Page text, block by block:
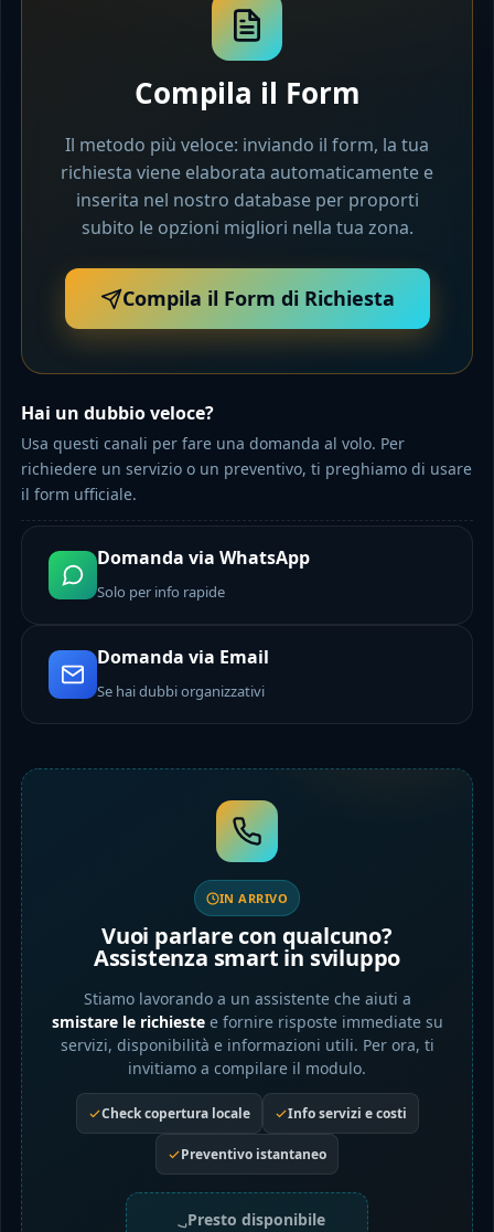
Compila il Form
Il metodo più veloce: inviando il form, la tua
richiesta viene elaborata automaticamente e
inserita nel nostro database per proporti
subito le opzioni migliori nella tua zona.
Compila il Form di Richiesta
Hai un dubbio veloce?
Usa questi canali per fare una domanda al volo. Per
richiedere un servizio o un preventivo, ti preghiamo di usare
il form ufficiale.
Domanda via WhatsApp
Solo per info rapide
Domanda via Email
Se hai dubbi organizzativi
IN ARRIVO
Vuoi parlare con qualcuno?
Assistenza smart in sviluppo
Stiamo lavorando a un assistente che aiuti a
smistare le richiestee fornire risposte immediate su
servizi, disponibilità e informazioni utili. Per ora, ti
invitiamo a compilare il modulo.
Check copertura locale Info servizi e costi
Preventivo istantaneo
Presto disponibile